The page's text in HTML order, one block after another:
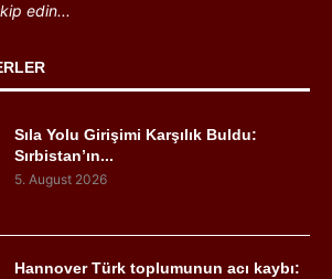
edin...
Sıla Yolu Girişimi Karşılık Buldu:
Sırbistan’ın...
5. August 2026
Hannover Türk toplumunun acı kaybı: